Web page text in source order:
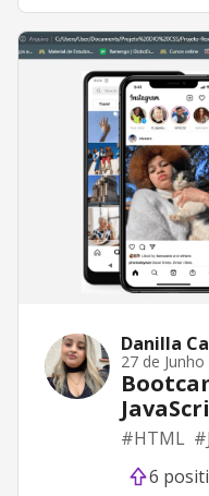
Danilla
27 de Junho
#HTML #
6